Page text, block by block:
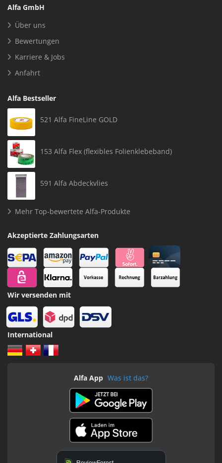
Alfa GmbH
Über uns
Bewertungen
Karriere & Jobs
Anfahrt
Alfa Bestseller
521 Alfa FineLine GOLD
153 Alfa Flex (flexibles Folienklebeband)
591 Alfa Abdeckvlies
Mehr Top-bewertete Alfa-Produkte
Akzeptierte Zahlungsarten
Wir versenden mit
International
Alfa App Was ist das?